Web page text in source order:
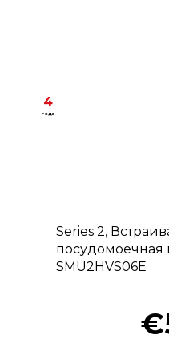
4
года
Series 2,
посудомоечная
SMU2HVS06E